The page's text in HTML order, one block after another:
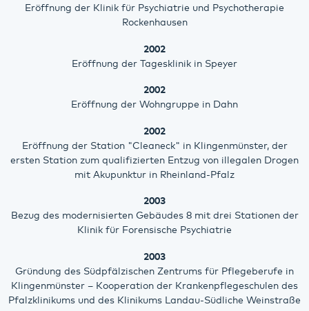
Eröffnung der Klinik für Psychiatrie und Psychotherapie
Rockenhausen
2002
Eröffnung der Tagesklinik in Speyer
2002
Eröffnung der Wohngruppe in Dahn
2002
Eröffnung der Station "Cleaneck" in Klingenmünster, der
ersten Station zum qualifizierten Entzug von illegalen Drogen
mit Akupunktur in Rheinland-Pfalz
2003
Bezug des modernisierten Gebäudes 8 mit drei Stationen der
Klinik für Forensische Psychiatrie
2003
Gründung des Südpfälzischen Zentrums für Pflegeberufe in
Klingenmünster – Kooperation der Krankenpflegeschulen des
Pfalzklinikums und des Klinikums Landau-Südliche Weinstraße